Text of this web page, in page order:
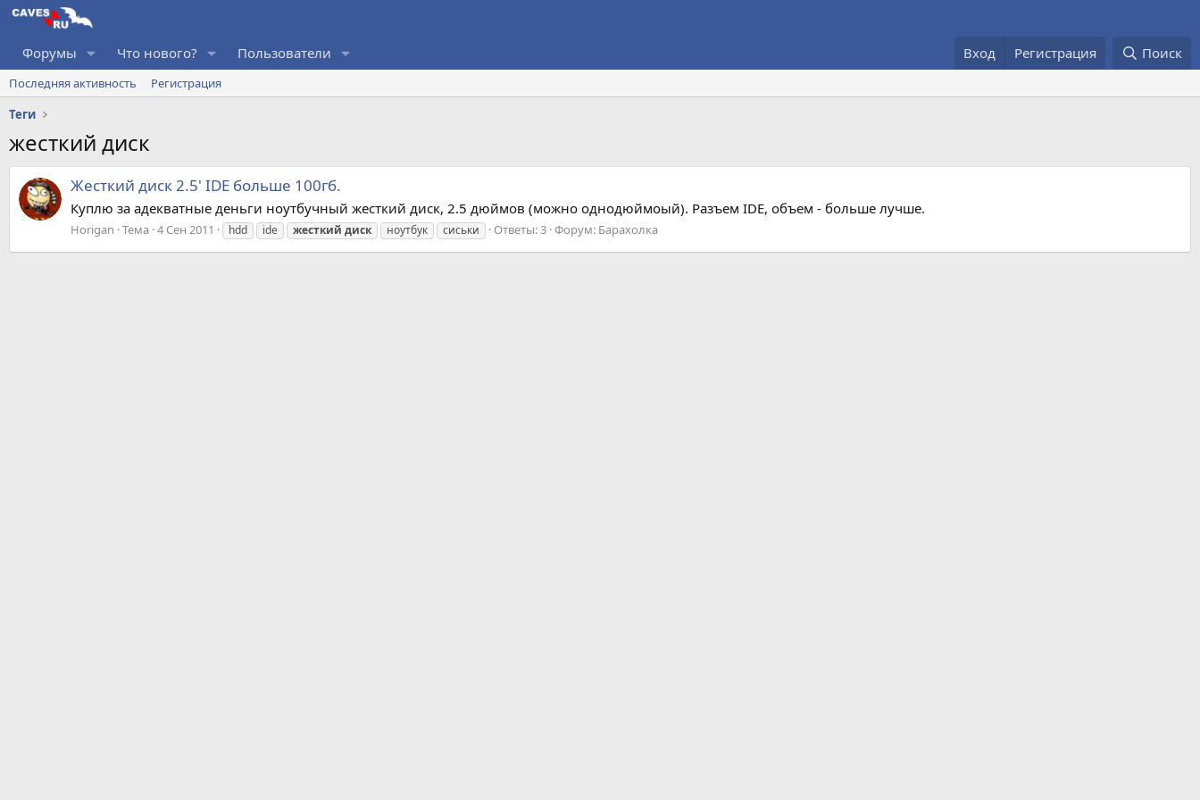
Форумы Что нового? Пользователи Вход Регистрация Поиск
Последняя активность
Регистрация
Теги
жесткий диск
Жесткий диск 2.5' IDE больше 100гб.
Куплю за адекватные деньги ноутбучный жесткий диск, 2.5 дюймов (можно однодюймоый). Разъем IDE, объем - больше лучше.
Horigan Тема 4 Сен 2011 hdd ide жесткий диск ноутбук сиськи Ответы: 3 Форум: Барахолка